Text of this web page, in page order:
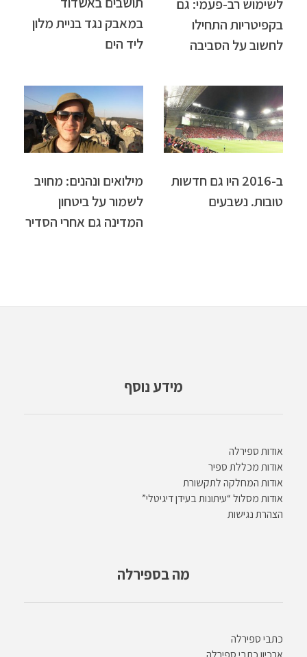
לשימוש רב-פעמי: גם
בקפיטריות התחילו
לחשוב על הסביבה
במאבק נגד בניית מלון
ליד הים
ב-2016 היו גם חדשות
טובות. נשבעים
מילואים ונהנים: מחויב
לשמור על ביטחון
המדינה גם אחרי הסדיר
מידע נוסף
אודות ספירלה
אודות מכללת ספיר
אודות המחלקה לתקשורת
אודות מסלול “עיתונות בעידן דיגיטלי”
הצהרת נגישות
מה בספירלה
כתבי ספירלה